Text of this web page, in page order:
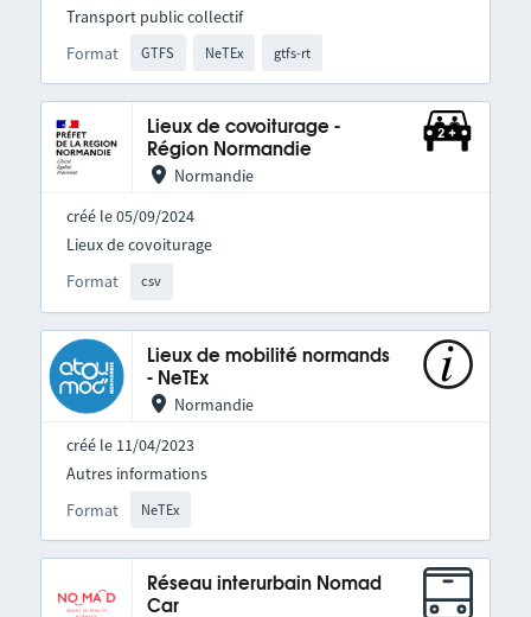
Format GTFS NeTEx gtfs-rt
Transport public collectif
Lieux de covoiturage -
Région Normandie
Normandie
créé le 05/09/2024
Format csv
Lieux de covoiturage
Lieux de mobilité normands
- NeTEx
Normandie
créé le 11/04/2023
Format NeTEx
Autres informations
Réseau interurbain Nomad
Car